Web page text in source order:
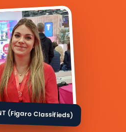
(Figaro Classifieds)